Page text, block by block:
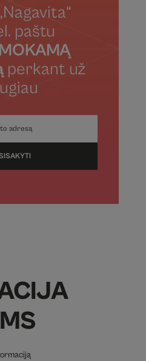
paštu
perkant už